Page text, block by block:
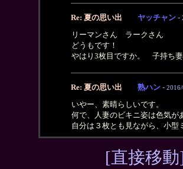
Re: 夏の思い出 ヤッチャン -
リーマンさん ラークさん
どうもです！
やはり3枚目ですか。 子持ち
Re: 夏の思い出 熟ハン -
いやー、素晴らしいです。
何で、人妻のビキニ姿は色気が
自分は３枚とも見ながら、小型
[直接移